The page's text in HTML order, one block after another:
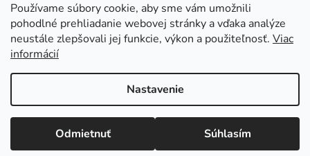
Používame súbory cookie, aby sme vám umožnili
pohodlné prehliadanie webovej stránky a vďaka analýze
neustále zlepšovali jej funkcie, výkon a použiteľnosť. Viac
informácií
Nastavenie
Odmietnuť Súhlasím
Vytvoril Shoptet
Copyright 2026Darčeky pre deti. Všetky práva
vyhradené.
Upraviť nastavenie cookies